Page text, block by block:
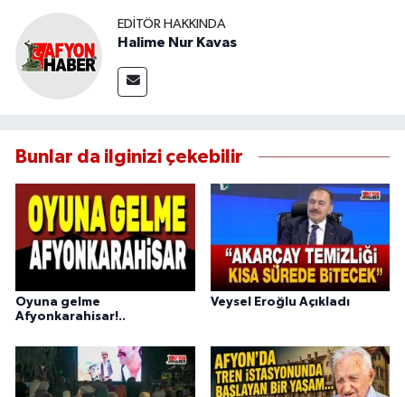
EDITÖR HAKKINDA
Halime Nur Kavas
Bunlar da ilginizi çekebilir
Oyuna gelme
Afyonkarahisar!..
Veysel Eroğlu Açıkladı